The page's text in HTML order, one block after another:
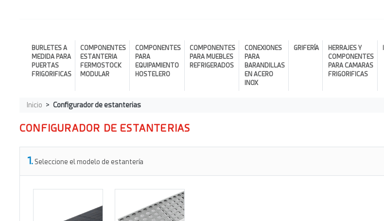
BURLETES A
MEDIDA PARA
PUERTAS
FRIGORIFICAS
COMPONENTES
ESTANTERIA
FERMOSTOCK
MODULAR
COMPONENTES
PARA
EQUIPAMIENTO
HOSTELERO
COMPONENTES
PARA MUEBLES
REFRIGERADOS
CONEXIONES
PARA
BARANDILLAS
EN ACERO
INOX
GRIFERÍA
HERRAJES Y
COMPONENTES
PARA CAMARAS
FRIGORIFICAS
Inicio Configurador de estanterias
CONFIGURADOR DE ESTANTERIAS
1.Seleccione el modelo de estantería